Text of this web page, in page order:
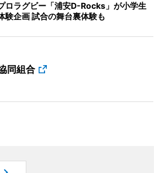
ロラグビー「浦安D-Rocks」が小学生
験企画 試合の舞台裏体験も
同組合